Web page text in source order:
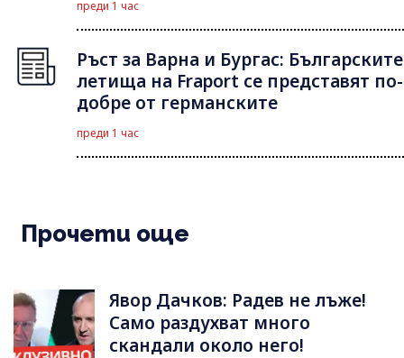
преди 1 час
Ръст за Варна и Бургас: Българските
летища на Fraport се представят по-
добре от германските
преди 1 час
Прочети още
Явор Дачков: Радев не лъже!
Само раздухват много
скандали около него!